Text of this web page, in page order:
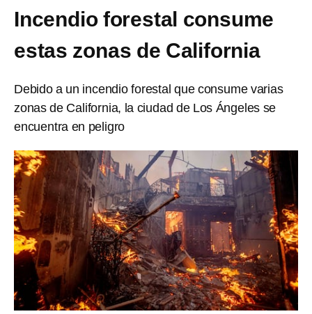
Incendio forestal consume
estas zonas de California
Debido a un incendio forestal que consume varias
zonas de California, la ciudad de Los Ángeles se
encuentra en peligro